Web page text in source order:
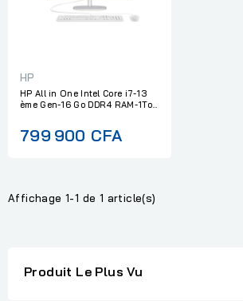
HP
HP All in One Intel Core i7-13
ème Gen-16 Go DDR4 RAM-1To...
799 900 CFA
Affichage 1-1 de 1 article(s)
Produit Le Plus Vu